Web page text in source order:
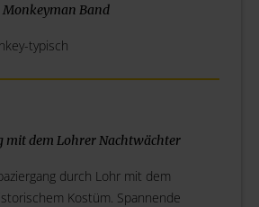
Band
typisch
mit dem Lohrer Nachtwächter
durch Lohr mit dem
Kostüm. Spannende